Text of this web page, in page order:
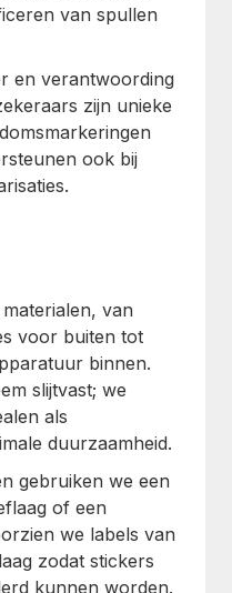
van spullen
en verantwoording
zijn unieke
ook bij
van
voor buiten tot
binnen.
slijtvast; we
als
duurzaamheid.
gebruiken we een
of een
we labels van
zodat stickers
kunnen worden.